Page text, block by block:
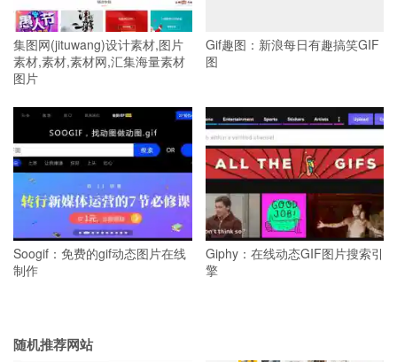
集图网(jituwang)设计素材,图片
素材,素材,素材网,汇集海量素材
图片
Gif趣图：新浪每日有趣搞笑GIF
图
Soogif：免费的gif动态图片在线
制作
Giphy：在线动态GIF图片搜索引
擎
随机推荐网站